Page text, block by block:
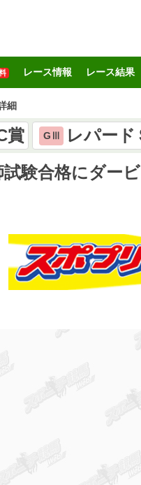
レース情報 レース結果
細
賞 GⅢ レパード
験合格にダー